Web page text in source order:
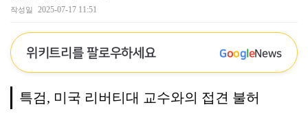
작성일 2025-07-17 11:51
위키트리를 팔로우하세요 GoogleNews
특검, 미국 리버티대 교수와의 접견 불허